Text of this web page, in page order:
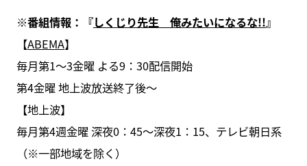
※番組情報：『しくじり先生 俺みたいになるな!!』
【ABEMA】
毎月第1〜3金曜 よる9：30配信開始
第4金曜 地上波放送終了後〜
【地上波】
毎月第4週金曜 深夜0：45～深夜1：15、テレビ朝日系
（※一部地域を除く）